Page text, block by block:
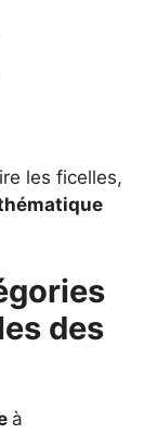
les ficelles,
des
à